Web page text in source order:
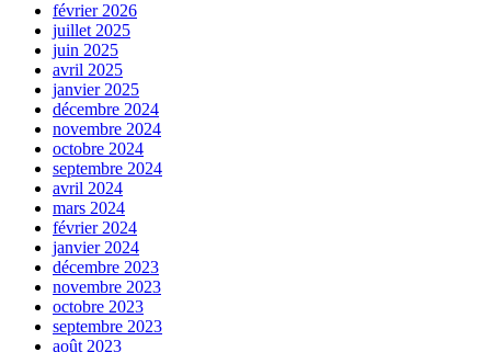
février 2026
juillet 2025
juin 2025
avril 2025
janvier 2025
décembre 2024
novembre 2024
octobre 2024
septembre 2024
avril 2024
mars 2024
février 2024
janvier 2024
décembre 2023
novembre 2023
octobre 2023
septembre 2023
août 2023